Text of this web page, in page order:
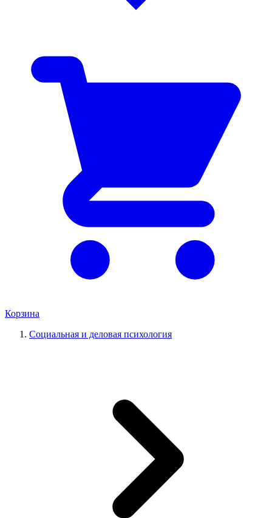
Корзина
Социальная и деловая психология